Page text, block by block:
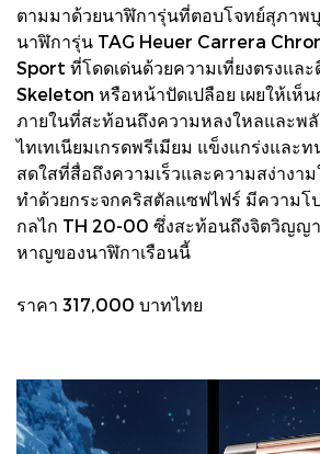
ตามมาด้วยนาฬิการุ่นที่ตอบโจทย์สุภาพ
นาฬิการุ่น TAG Heuer Carrera
Sport ที่โดดเด่นด้วยความเที่ยงตรงแล
Skeleton หรือหน้าปัดเปลือย เผยให้เห็
ภายในที่สะท้อนถึงความหลงใหลและพลั
ไทเทเนียมเกรดพรีเมียม แข็งแกร่งและ
สดใสที่สื่อถึงความเร็วและความสง่างา
ทำด้วยกระจกคริสตัลแซฟไฟร์ มีความโป
กลไก TH 20-00 ซึ่งสะท้อนถึงจิตวิญญ
หาญของนาฬิกาเรือนนี้
ราคา 317,000 บาทไทย